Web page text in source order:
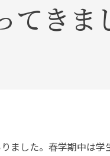
てきま
ました。春学期中は